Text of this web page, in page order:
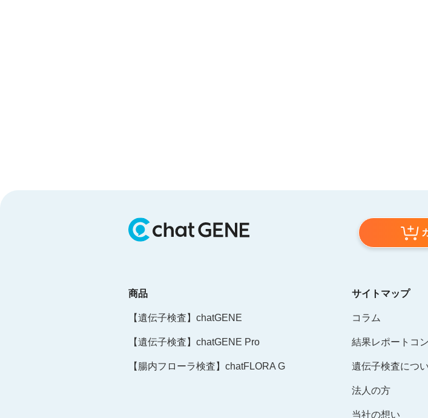
商品
【遺伝子検査】chatGENE
【遺伝子検査】chatGENE Pro
【腸内フローラ検査】chatFLORA G
サイトマップ
コラム
結果レポートコ
遺伝子検査につ
法人の方
当社の想い